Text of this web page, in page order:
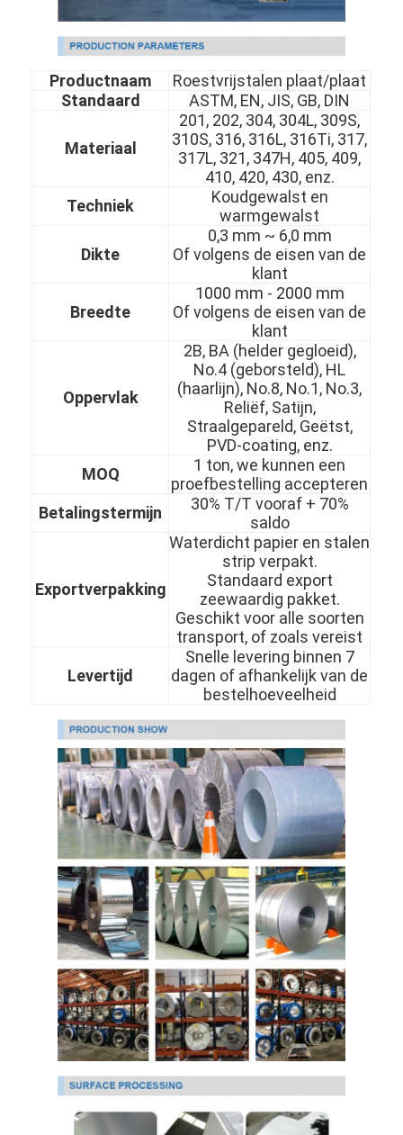
Producten
Over Ons
Fabriekstour
Kwaliteitscontrole
Neem contact met ons op
Nieuws
koudgewalst roestvrij staalblad
Koudgewalste Roestvrij staalrol
warmgewalst roestvrij staalblad
Productnaam
Roestvrijstalen plaat/plaat
Standaard
ASTM, EN, JIS, GB, DIN
Materiaal
201, 202, 304, 304L, 309S,
310S, 316, 316L, 316Ti, 317,
317L, 321, 347H, 405, 409,
410, 420, 430, enz.
Techniek
Koudgewalst en
warmgewalst
Dikte
0,3 mm ~ 6,0 mm
Of volgens de eisen van de
klant
Breedte
1000 mm - 2000 mm
Of volgens de eisen van de
klant
Oppervlak
2B, BA (helder gegloeid),
No.4 (geborsteld), HL
(haarlijn), No.8, No.1, No.3,
Reliëf, Satijn,
Straalgepareld, Geëtst,
PVD-coating, enz.
MOQ
1 ton, we kunnen een
proefbestelling accepteren
Betalingstermijn
30% T/T vooraf + 70%
saldo
Exportverpakking
Waterdicht papier en stalen
strip verpakt.
Standaard export
zeewaardig pakket.
Geschikt voor alle soorten
transport, of zoals vereist
Levertijd
Snelle levering binnen 7
dagen of afhankelijk van de
bestelhoeveelheid